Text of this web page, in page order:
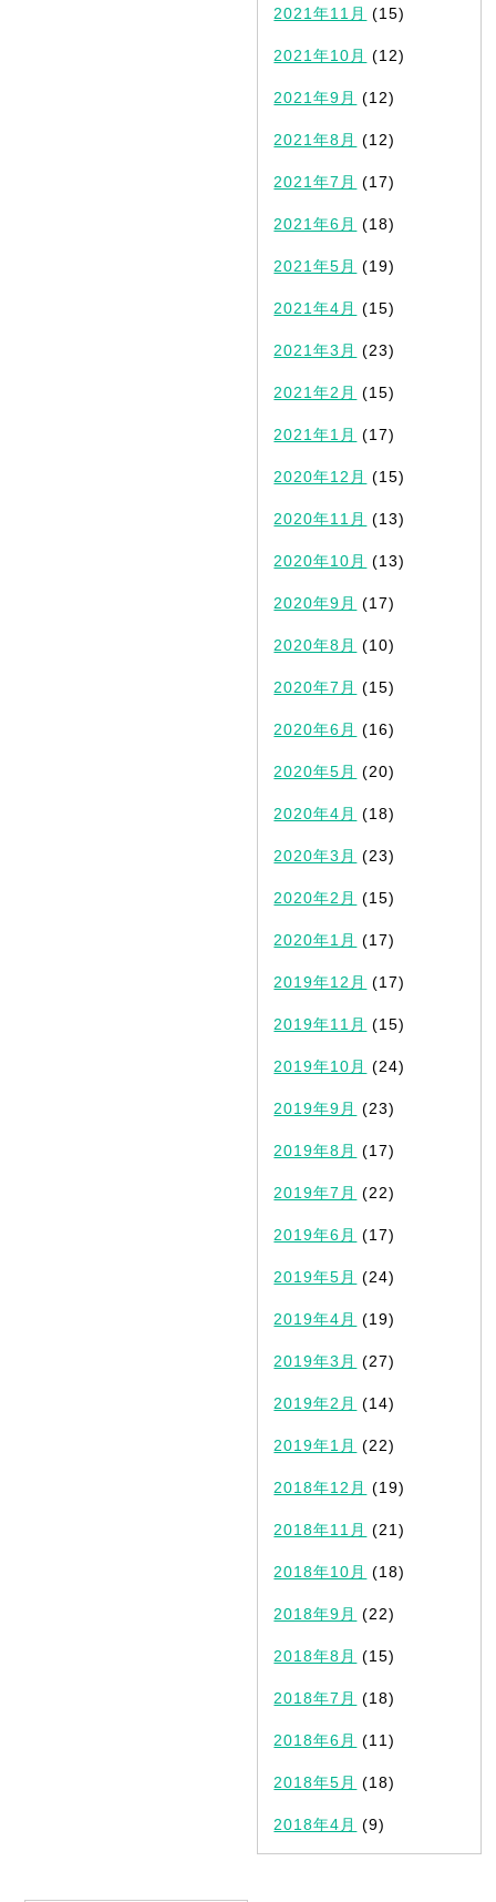
2021年11月 (15)
2021年10月 (12)
2021年9月 (12)
2021年8月 (12)
2021年7月 (17)
2021年6月 (18)
2021年5月 (19)
2021年4月 (15)
2021年3月 (23)
2021年2月 (15)
2021年1月 (17)
2020年12月 (15)
2020年11月 (13)
2020年10月 (13)
2020年9月 (17)
2020年8月 (10)
2020年7月 (15)
2020年6月 (16)
2020年5月 (20)
2020年4月 (18)
2020年3月 (23)
2020年2月 (15)
2020年1月 (17)
2019年12月 (17)
2019年11月 (15)
2019年10月 (24)
2019年9月 (23)
2019年8月 (17)
2019年7月 (22)
2019年6月 (17)
2019年5月 (24)
2019年4月 (19)
2019年3月 (27)
2019年2月 (14)
2019年1月 (22)
2018年12月 (19)
2018年11月 (21)
2018年10月 (18)
2018年9月 (22)
2018年8月 (15)
2018年7月 (18)
2018年6月 (11)
2018年5月 (18)
2018年4月 (9)